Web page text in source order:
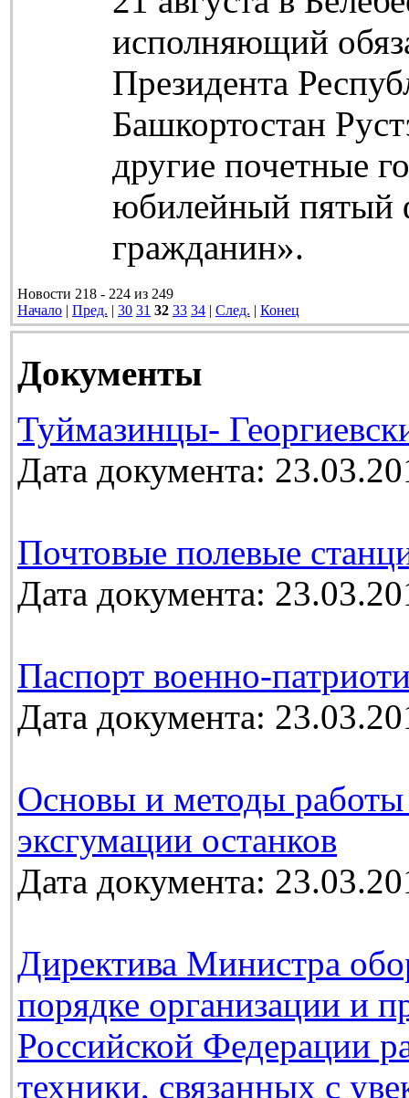
исполняющий
Президента
Башкортостан
другие почетные
юбилейный пятый
гражданин».
Новости 218 - 224 из 249
Начало | Пред. | 30 31 32 33 34 | След. | Конец
Документы
Туймазинцы-
Дата документа:
Почтовые полевые
Дата документа:
Паспорт военно-
Дата документа:
Основы и методы
эксгумации останков
Дата документа:
Директива Министра
порядке организации и
Российской Федерации
техники, связанных с